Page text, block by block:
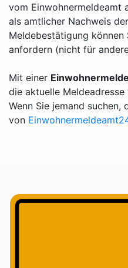
vom Einwohnermeldeamt
als amtlicher Nachweis
Meldebestätigung können
anfordern (nicht für
Mit einer
die aktuelle
Wenn Sie jemand
von